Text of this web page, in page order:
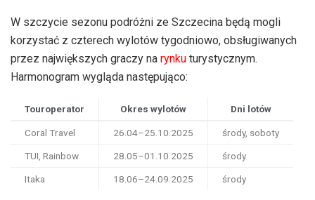
W szczycie sezonu podróżni ze Szczecina będą mogli
korzystać z czterech wylotów tygodniowo, obsługiwanych
przez największych graczy na rynku turystycznym.
Harmonogram wygląda następująco:
Touroperator Okres wylotów Dni lotów
Coral Travel 26.04–25.10.2025 środy, soboty
TUI, Rainbow 28.05–01.10.2025 środy
Itaka 18.06–24.09.2025 środy